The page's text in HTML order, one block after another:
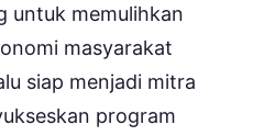
untuk memulihkan
masyarakat
siap menjadi mitra
program